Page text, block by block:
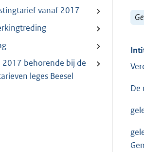
vanaf 2017
2017 behorende bij de
leges Beesel
De